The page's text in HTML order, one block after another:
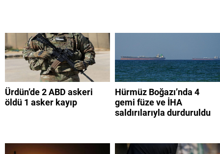
Ürdün’de 2 ABD askeri
öldü 1 asker kayıp
Hürmüz Boğazı’nda 4
gemi füze ve İHA
saldırılarıyla durduruldu